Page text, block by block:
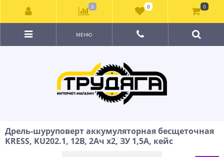
МЕНЮ
Дрель-шуруповерт аккумуляторная бесщеточная
KRESS, KU202.1, 12В, 2Ач x2, ЗУ 1,5А, кейс
0 0 0